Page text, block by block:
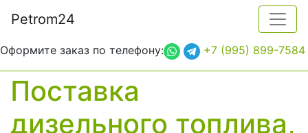
Petrom24
Оформите заказ по телефону: +7 (995) 899-7584
Поставка
дизельного топлива,
Форма заявки
Топливо
Выберите топливо для поставки